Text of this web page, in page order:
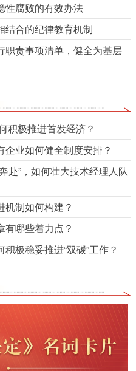
性腐败的有效办法
结合的纪律教育机制
职责事项清单，健全为基层
积极推进首发经济？
业如何健全制度安排？
赴”，如何壮大技术经理人队
机制如何构建？
有哪些着力点？
极稳妥推进“双碳”工作？